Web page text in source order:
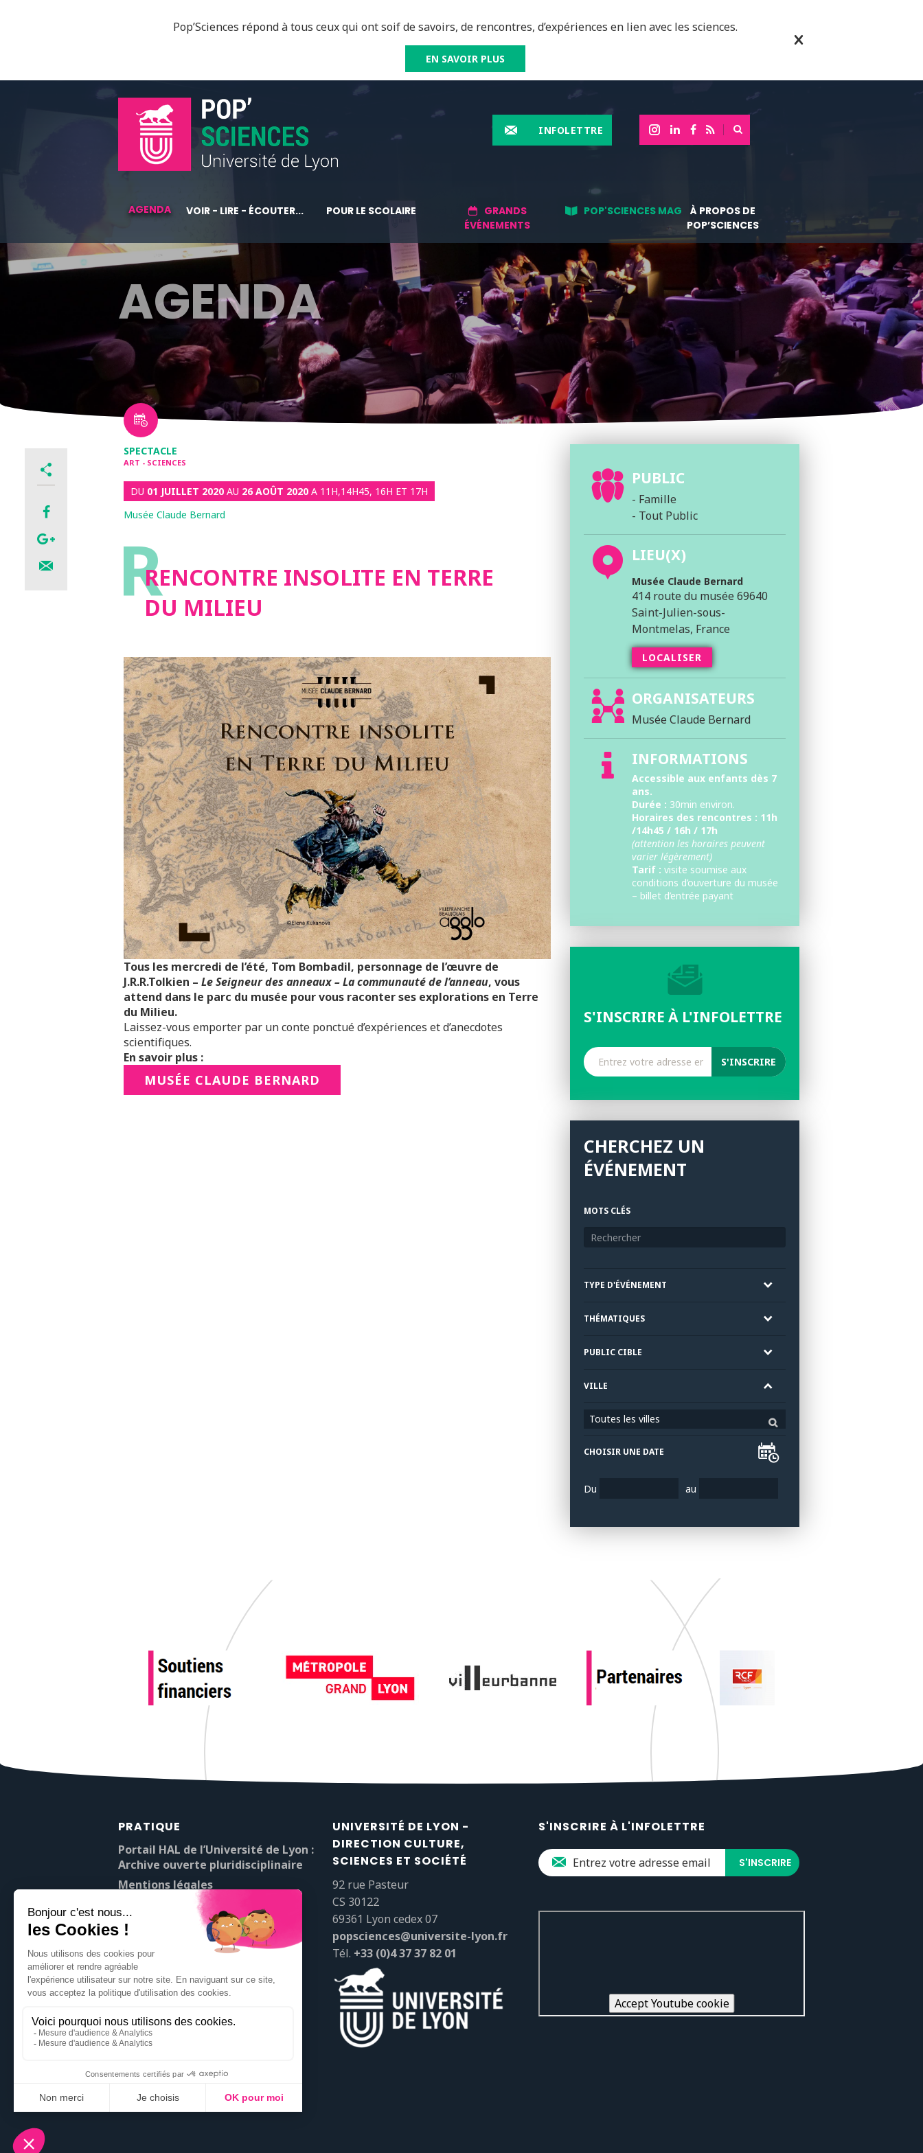
Pop’Sciences répond à tous ceux qui ont soif de savoirs, de rencontres, d’expériences en lien avec les sciences.
EN SAVOIR PLUS
INFOLETTRE
AGENDA VOIR - LIRE - ÉCOUTER... POUR LE SCOLAIRE
GRANDS
ÉVÉNEMENTS
POP'SCIENCES MAG
À PROPOS DE
POP’SCIENCES
AGENDA
SPECTACLE
ART - SCIENCES
DU 01 JUILLET 2020 AU 26 AOÛT 2020 A 11H,14H45, 16H ET 17H
Musée Claude Bernard
RRENCONTRE INSOLITE EN TERRE
DU MILIEU
Tous les mercredi de l’été, Tom Bombadil, personnage de l’œuvre de
J.R.R.Tolkien – Le Seigneur des anneaux – La communauté de l’anneau, vous
attend dans le parc du musée pour vous raconter ses explorations en Terre
du Milieu.
Laissez-vous emporter par un conte ponctué d’expériences et d’anecdotes
scientifiques.
En savoir plus :
MUSÉE CLAUDE BERNARD
PUBLIC
- Famille
- Tout Public
LIEU(X)
Musée Claude Bernard
414 route du musée 69640
Saint-Julien-sous-
Montmelas, France
LOCALISER
ORGANISATEURS
Musée Claude Bernard
INFORMATIONS
Accessible aux enfants dès 7
ans.
Durée : 30min environ.
Horaires des rencontres : 11h
/14h45 / 16h / 17h
(attention les horaires peuvent
varier légèrement)
Tarif : visite soumise aux
conditions d’ouverture du musée
– billet d’entrée payant
S'INSCRIRE À L'INFOLETTRE
CHERCHEZ UN
ÉVÉNEMENT
MOTS CLÉS
TYPE D'ÉVÉNEMENT
THÉMATIQUES
PUBLIC CIBLE
VILLE
Toutes les villes
CHOISIR UNE DATE
Du au
PRATIQUE
Portail HAL de l’Université de Lyon :
Archive ouverte pluridisciplinaire
Mentions légales
À propos de Pop’Sciences
Contact
UNIVERSITÉ DE LYON -
DIRECTION CULTURE,
SCIENCES ET SOCIÉTÉ
92 rue Pasteur
CS 30122
69361 Lyon cedex 07
popsciences@universite-lyon.fr
Tél. +33 (0)4 37 37 82 01
S'INSCRIRE À L'INFOLETTRE
Accept Youtube cookie